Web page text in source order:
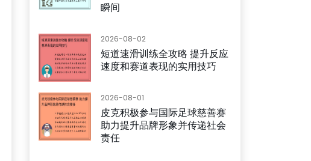
瞬间
2026-08-02
短道速滑训练全攻略 提升反应
速度和赛道表现的实用技巧
2026-08-01
皮克积极参与国际足球慈善赛
助力提升品牌形象并传递社会
责任